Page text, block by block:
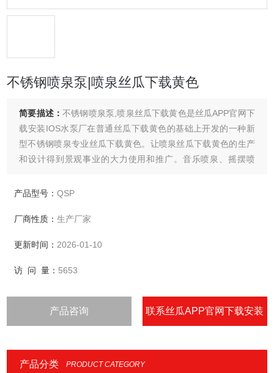
不锈钢喷泉泵|喷泉丝瓜下载黄色
简要描述：不锈钢喷泉泵,喷泉丝瓜下载黄色是丝瓜APP官网下
载安装IOS水泵厂在普通丝瓜下载黄色的基础上开发的一种新
型不锈钢喷泉专业丝瓜下载黄色。让喷泉丝瓜下载黄色的生产
和设计得到景观事业的大力使用和推广。音乐喷泉、摇摆喷
产品型号：QSP
厂商性质：生产厂家
更新时间： 2026-01-10
访 问 量： 5653
产品咨询 联系丝瓜APP官网下载安装
产品分类 PRODUCT CATEGORY